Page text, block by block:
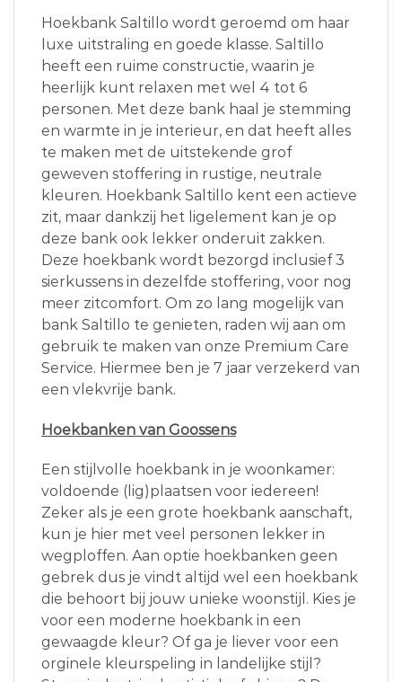
Hoekbank Saltillo wordt geroemd om haar
luxe uitstraling en goede klasse. Saltillo
heeft een ruime constructie, waarin je
heerlijk kunt relaxen met wel 4 tot 6
personen. Met deze bank haal je stemming
en warmte in je interieur, en dat heeft alles
te maken met de uitstekende grof
geweven stoffering in rustige, neutrale
kleuren. Hoekbank Saltillo kent een actieve
zit, maar dankzij het ligelement kan je op
deze bank ook lekker onderuit zakken.
Deze hoekbank wordt bezorgd inclusief 3
sierkussens in dezelfde stoffering, voor nog
meer zitcomfort. Om zo lang mogelijk van
bank Saltillo te genieten, raden wij aan om
gebruik te maken van onze Premium Care
Service. Hiermee ben je 7 jaar verzekerd van
een vlekvrije bank.
Hoekbanken van Goossens
Een stijlvolle hoekbank in je woonkamer:
voldoende (lig)plaatsen voor iedereen!
Zeker als je een grote hoekbank aanschaft,
kun je hier met veel personen lekker in
wegploffen. Aan optie hoekbanken geen
gebrek dus je vindt altijd wel een hoekbank
die behoort bij jouw unieke woonstijl. Kies je
voor een moderne hoekbank in een
gewaagde kleur? Of ga je liever voor een
orginele kleurspeling in landelijke stijl?